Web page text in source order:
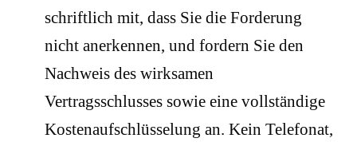
schriftlich mit, dass Sie die Forderung
nicht anerkennen, und fordern Sie den
Nachweis des wirksamen
Vertragsschlusses sowie eine vollständige
Kostenaufschlüsselung an. Kein Telefonat,